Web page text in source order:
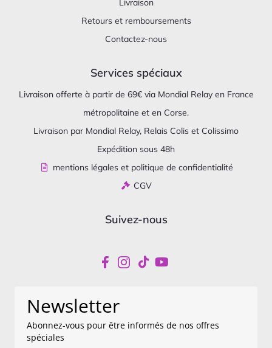
Livraison
Retours et remboursements
Contactez-nous
Services spéciaux
Livraison offerte à partir de 69€ via Mondial Relay en France
métropolitaine et en Corse.
Livraison par Mondial Relay, Relais Colis et Colissimo
Expédition sous 48h
mentions légales et politique de confidentialité
CGV
Suivez-nous
Newsletter
Abonnez-vous pour être informés de nos offres
spéciales